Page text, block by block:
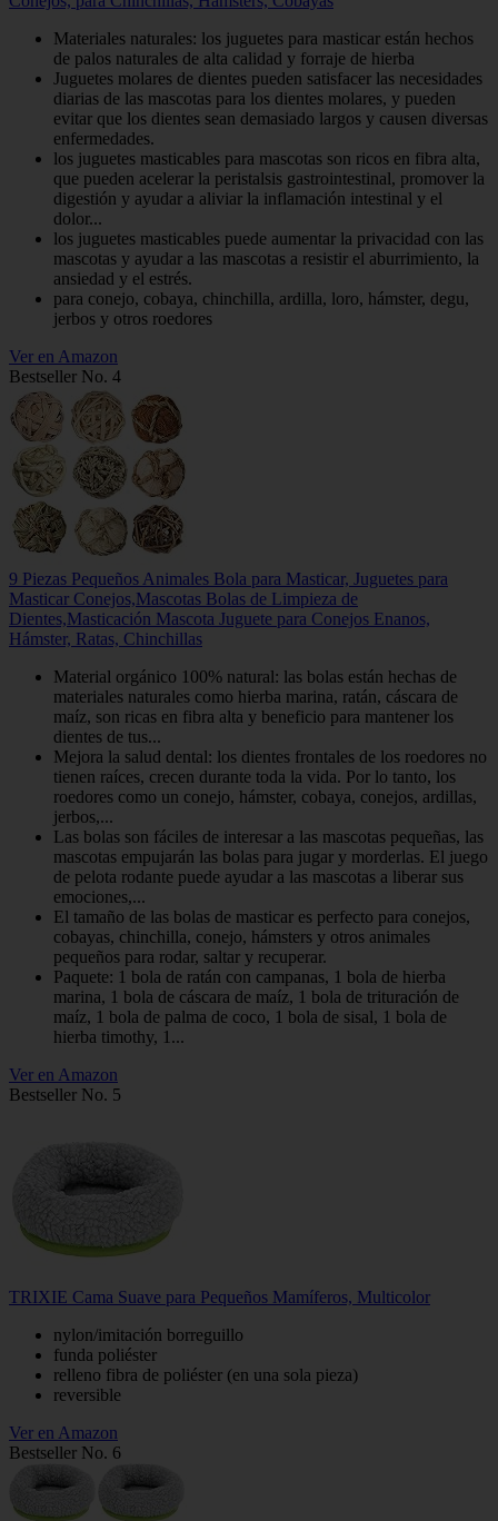
Materiales naturales: los juguetes para masticar están hechos
de palos naturales de alta calidad y forraje de hierba
Juguetes molares de dientes pueden satisfacer las necesidades
diarias de las mascotas para los dientes molares, y pueden
evitar que los dientes sean demasiado largos y causen diversas
enfermedades.
los juguetes masticables para mascotas son ricos en fibra alta,
que pueden acelerar la peristalsis gastrointestinal, promover la
digestión y ayudar a aliviar la inflamación intestinal y el
dolor...
los juguetes masticables puede aumentar la privacidad con las
mascotas y ayudar a las mascotas a resistir el aburrimiento, la
ansiedad y el estrés.
para conejo, cobaya, chinchilla, ardilla, loro, hámster, degu,
jerbos y otros roedores
Ver en Amazon
Bestseller No. 4
9 Piezas Pequeños Animales Bola para Masticar, Juguetes para
Masticar Conejos,Mascotas Bolas de Limpieza de
Dientes,Masticación Mascota Juguete para Conejos Enanos,
Hámster, Ratas, Chinchillas
Material orgánico 100% natural: las bolas están hechas de
materiales naturales como hierba marina, ratán, cáscara de
maíz, son ricas en fibra alta y beneficio para mantener los
dientes de tus...
Mejora la salud dental: los dientes frontales de los roedores no
tienen raíces, crecen durante toda la vida. Por lo tanto, los
roedores como un conejo, hámster, cobaya, conejos, ardillas,
jerbos,...
Las bolas son fáciles de interesar a las mascotas pequeñas, las
mascotas empujarán las bolas para jugar y morderlas. El juego
de pelota rodante puede ayudar a las mascotas a liberar sus
emociones,...
El tamaño de las bolas de masticar es perfecto para conejos,
cobayas, chinchilla, conejo, hámsters y otros animales
pequeños para rodar, saltar y recuperar.
Paquete: 1 bola de ratán con campanas, 1 bola de hierba
marina, 1 bola de cáscara de maíz, 1 bola de trituración de
maíz, 1 bola de palma de coco, 1 bola de sisal, 1 bola de
hierba timothy, 1...
Ver en Amazon
Bestseller No. 5
TRIXIE Cama Suave para Pequeños Mamíferos, Multicolor
nylon/imitación borreguillo
funda poliéster
relleno fibra de poliéster (en una sola pieza)
reversible
Ver en Amazon
Bestseller No. 6